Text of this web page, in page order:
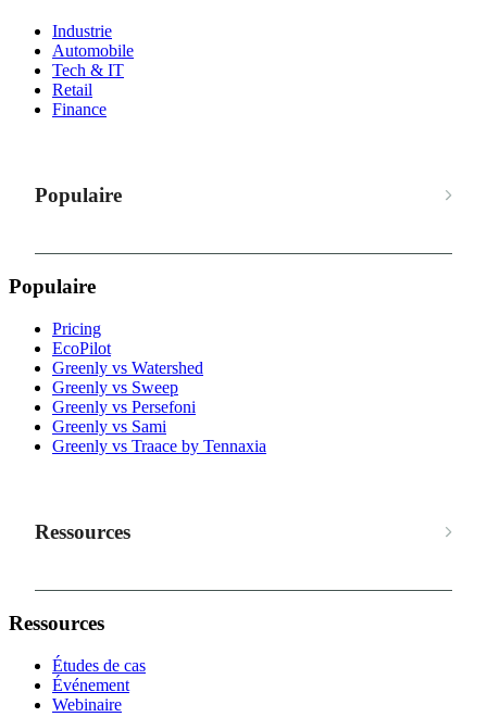
Industrie
Automobile
Tech & IT
Retail
Finance
Populaire
Populaire
Pricing
EcoPilot
Greenly vs Watershed
Greenly vs Sweep
Greenly vs Persefoni
Greenly vs Sami
Greenly vs Traace by Tennaxia
Ressources
Ressources
Études de cas
Événement
Webinaire